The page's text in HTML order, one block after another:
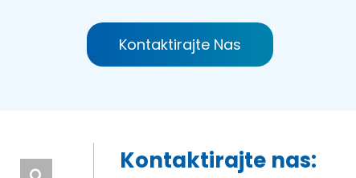
Kontaktirajte Nas
Kontaktirajte nas: